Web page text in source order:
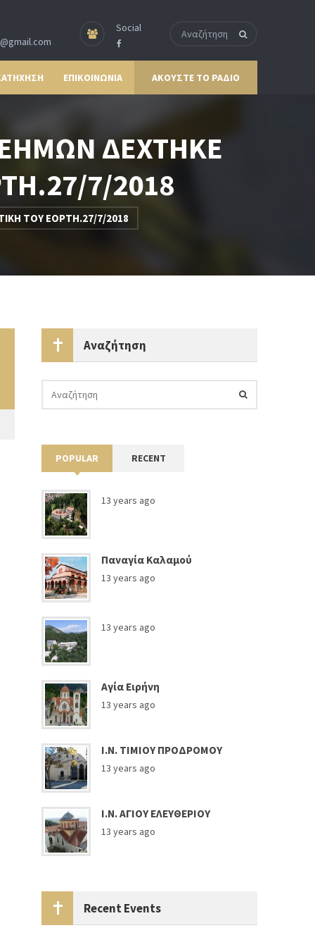
Social
ΕΠΙΚΟΙΝΩΝΙΑ ΑΚΟΥΣΤΕ ΤΟ ΡΑΔΙΟ
ΔΕΧΤΗΚΕ
7/2018
ΤΟΥ ΕΟΡΤΗ.27/7/2018
Αναζήτηση
POPULAR RECENT
13 years ago
Παναγία Καλαμού
13 years ago
13 years ago
Αγία Ειρήνη
13 years ago
Ι.Ν. ΤΙΜΙΟΥ ΠΡΟΔΡΟΜΟΥ
13 years ago
Ι.Ν. ΑΓΙΟΥ ΕΛΕΥΘΕΡΙΟΥ
13 years ago
Recent Events